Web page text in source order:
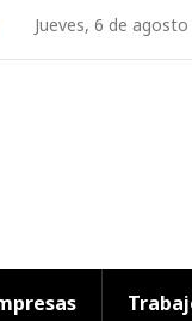
Jueves, 6 de